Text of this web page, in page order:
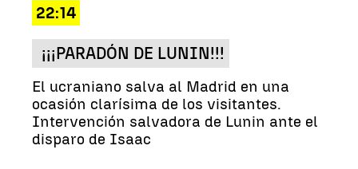
22:14
¡¡¡PARADÓN DE LUNIN!!!
El ucraniano salva al Madrid en una
ocasión clarísima de los visitantes.
Intervención salvadora de Lunin ante el
disparo de Isaac